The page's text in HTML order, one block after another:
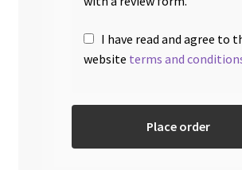
I have read and agree to
website terms and
Place order